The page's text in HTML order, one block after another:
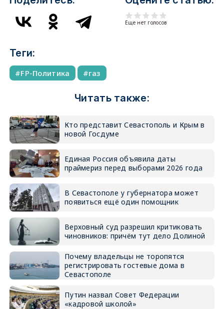
Еще нет голосов
Теги:
FP-Политика газ
Читать также:
Кто представит Севастополь и Крым в
новой Госдуме
Единая Россия объявила даты
праймериз перед выборами 2026 года
В Севастополе у губернатора может
появиться ещё один помощник
Верховный суд разрешил критиковать
чиновников: причём тут дело Долиной
Почему владельцы не торопятся
регистрировать гостевые дома в
Севастополе
Путин назвал Совет Федерации
«кадровой школой»